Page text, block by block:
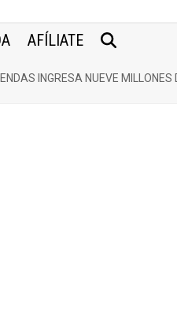
AFÍLIATE
INGRESA NUEVE